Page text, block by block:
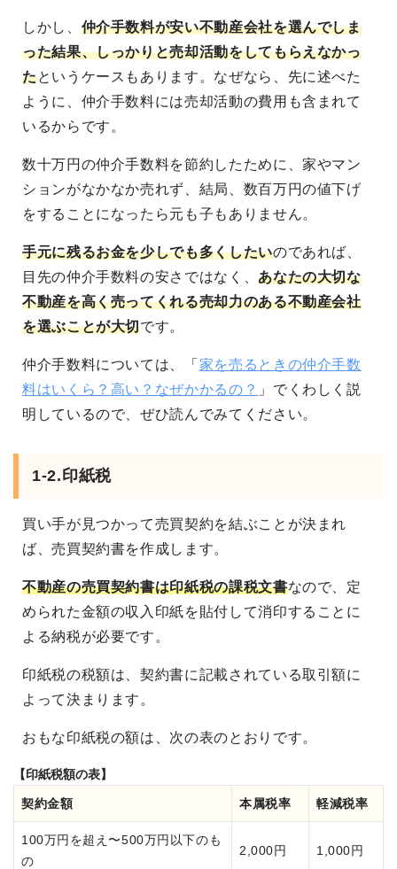
しかし、 仲介手数料が安い不動産会社を選んでしま
った結果、しっかりと売却活動をしてもらえなかっ
たというケースもあります。なぜなら、先に述べた
ように、仲介手数料には売却活動の費用も含まれて
いるからです。
数十万円の仲介手数料を節約したために、家やマン
ションがなかなか売れず、結局、数百万円の値下げ
をすることになったら元も子もありません。
手元に残るお金を少しでも多くしたいのであれば、
目先の仲介手数料の安さではなく、あなたの大切な
不動産を高く売ってくれる売却力のある不動産会社
を選ぶことが大切です。
仲介手数料については、「 家を売るときの仲介手数
料はいくら？高い？なぜかかるの？ 」でくわしく説
明しているので、ぜひ読んでみてください。
1-2.印紙税
買い手が見つかって売買契約を結ぶことが決まれ
ば、売買契約書を作成します。
不動産の売買契約書は印紙税の課税文書なので、定
められた金額の収入印紙を貼付して消印することに
よる納税が必要です。
印紙税の税額は、契約書に記載されている取引額に
よって決まります。
おもな印紙税の額は、次の表のとおりです。
【印紙税額の表】
契約金額 本属税率 軽減税率
100万円を超え〜500万円以下のも
の
2,000円 1,000円